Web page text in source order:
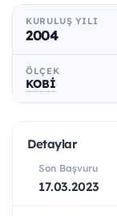
KURULUŞ YILI
2004
ÖLÇEK
KOBİ
Detaylar
Son Başvuru
17.03.2023